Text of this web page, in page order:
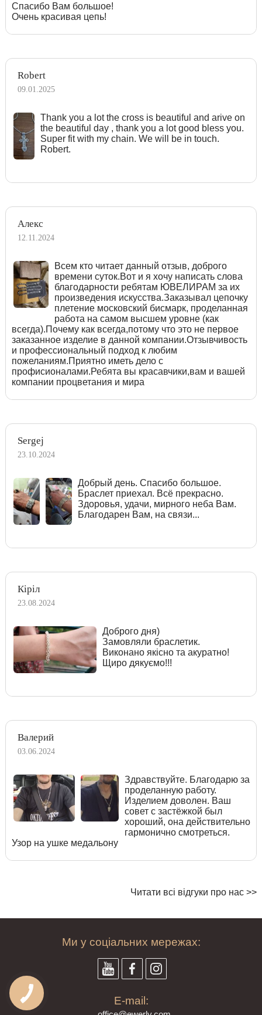
Спасибо Вам большое!
Очень красивая цепь!
Robert
09.01.2025
Тhank you a lot the cross is beautiful and arive on
the beautiful day , thank you a lot good bless you.
Super fit with my chain. We will be in touch.
Robert.
Алекс
12.11.2024
Всем кто читает данный отзыв, доброго
времени суток.Вот и я хочу написать слова
благодарности ребятам ЮВЕЛИРАМ за их
произведения искусства.Заказывал цепочку
плетение московский бисмарк, проделанная
работа на самом высшем уровне (как
всегда).Почему как всегда,потому что это не первое
заказанное изделие в данной компании.Отзывчивость
и профессиональный подход к любим
пожеланиям.Приятно иметь дело с
профисионалами.Ребята вы красавчики,вам и вашей
компании процветания и мира
Sergej
23.10.2024
Добрый день. Спасибо большое.
Браслет приехал. Всё прекрасно.
Здоровья, удачи, мирного неба Вам.
Благодарен Вам, на связи...
Кіріл
23.08.2024
Доброго дня)
Замовляли браслетик.
Виконано якісно та акуратно!
Щиро дякуємо!!!
Валерий
03.06.2024
Здравствуйте. Благодарю за
проделанную работу.
Изделием доволен. Ваш
совет с застёжкой был
хороший, она действительно
гармонично смотреться.
Узор на ушке медальону
Читати всі відгуки про нас >>
Ми у соціальних мережах:
E-mail: